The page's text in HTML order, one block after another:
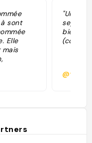
sont
Elle
"Une
bières,